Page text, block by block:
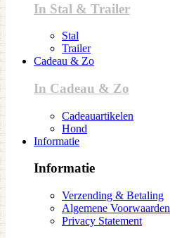
In Stal & Trailer
Stal
Trailer
Cadeau & Zo
In Cadeau & Zo
Cadeauartikelen
Hond
Informatie
Informatie
Verzending & Betaling
Algemene Voorwaarden
Privacy Statement